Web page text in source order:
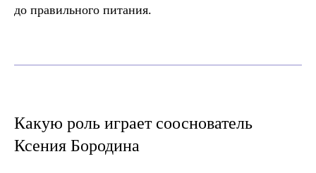
до правильного питания.
Какую роль играет сооснователь
Ксения Бородина